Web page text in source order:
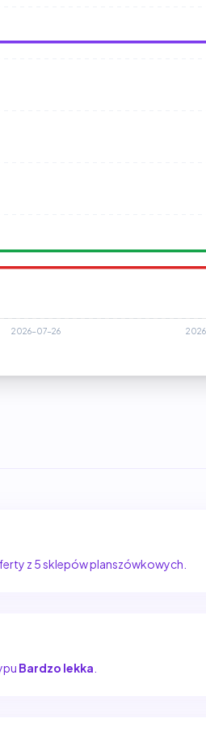
z 5 sklepów planszówkowych.
Bardzo lekka